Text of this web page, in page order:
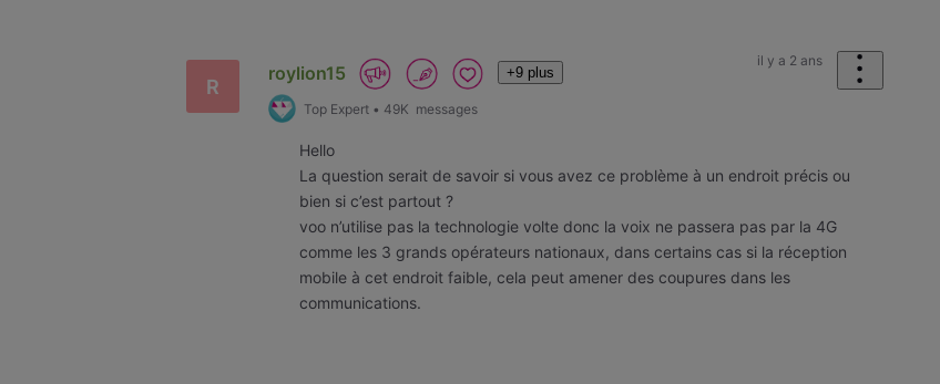
First
R
roylion15 +9 plus
Top Expert• 49K messages
il y a 2 ans
Hello
La question serait de savoir si vous avez ce problème à un endroit précis ou
bien si c’est partout ?
voo n’utilise pas la technologie volte donc la voix ne passera pas par la 4G
comme les 3 grands opérateurs nationaux, dans certains cas si la réception
mobile à cet endroit faible, cela peut amener des coupures dans les
communications.